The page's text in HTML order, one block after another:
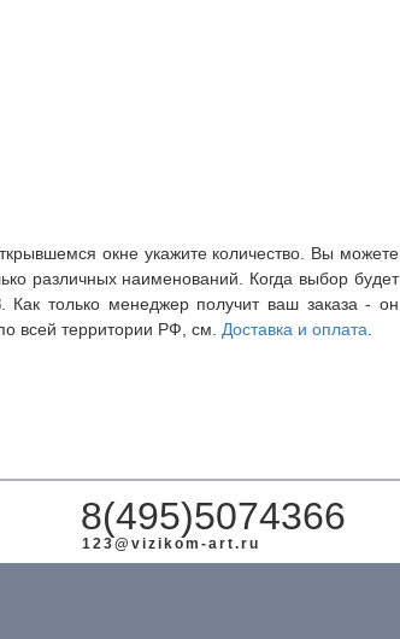
окне укажите количество. Вы можете
различных наименований. Когда выбор будет
только менеджер получит ваш заказа - он
всей территории РФ, см. Доставка и оплата
8(495)5074366
123@vizikom-art.ru